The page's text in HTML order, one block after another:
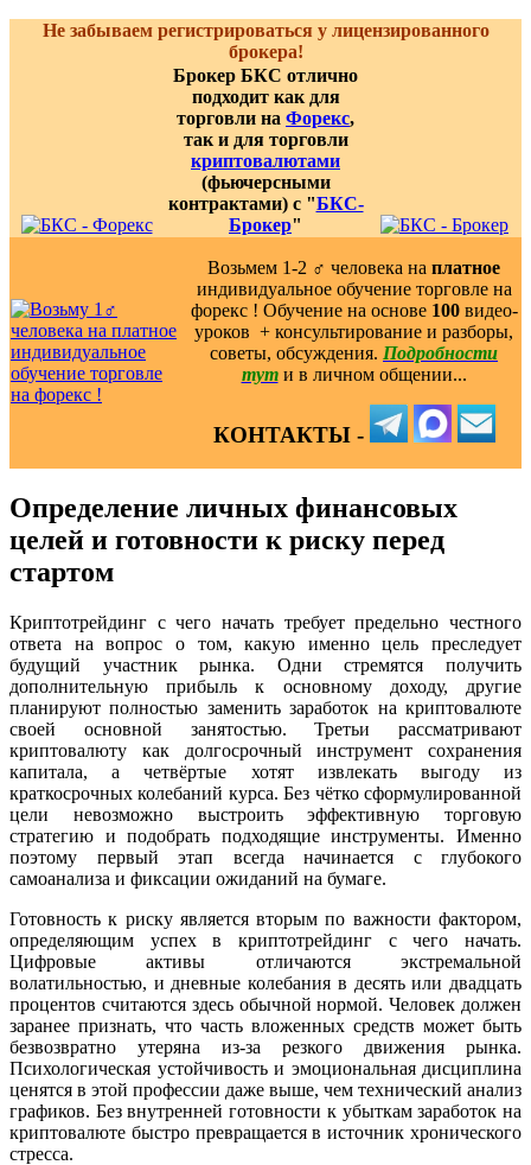
Не забываем регистрироваться у лицензированного
брокера!
Брокер БКС отлично
подходит как для
торговли на Форекс,
так и для торговли
криптовалютами
(фьючерсными
контрактами) с "БКС-
Брокер"
Возьмем 1-2 ‍♂️ человека на платное
индивидуальное обучение торговле на
форекс ! Обучение на основе 100видео-
уроков ️ + консультирование и разборы,
советы, обсуждения. Подробности
тут и в личном общении...
КОНТАКТЫ -
Определение личных финансовых
целей и готовности к риску перед
стартом
Криптотрейдинг с чего начать требует предельно честного
ответа на вопрос о том, какую именно цель преследует
будущий участник рынка. Одни стремятся получить
дополнительную прибыль к основному доходу, другие
планируют полностью заменить заработок на криптовалюте
своей основной занятостью. Третьи рассматривают
криптовалюту как долгосрочный инструмент сохранения
капитала, а четвёртые хотят извлекать выгоду из
краткосрочных колебаний курса. Без чётко сформулированной
цели невозможно выстроить эффективную торговую
стратегию и подобрать подходящие инструменты. Именно
поэтому первый этап всегда начинается с глубокого
самоанализа и фиксации ожиданий на бумаге.
Готовность к риску является вторым по важности фактором,
определяющим успех в криптотрейдинг с чего начать.
Цифровые активы отличаются экстремальной
волатильностью, и дневные колебания в десять или двадцать
процентов считаются здесь обычной нормой. Человек должен
заранее признать, что часть вложенных средств может быть
безвозвратно утеряна из-за резкого движения рынка.
Психологическая устойчивость и эмоциональная дисциплина
ценятся в этой профессии даже выше, чем технический анализ
графиков. Без внутренней готовности к убыткам заработок на
криптовалюте быстро превращается в источник хронического
стресса.